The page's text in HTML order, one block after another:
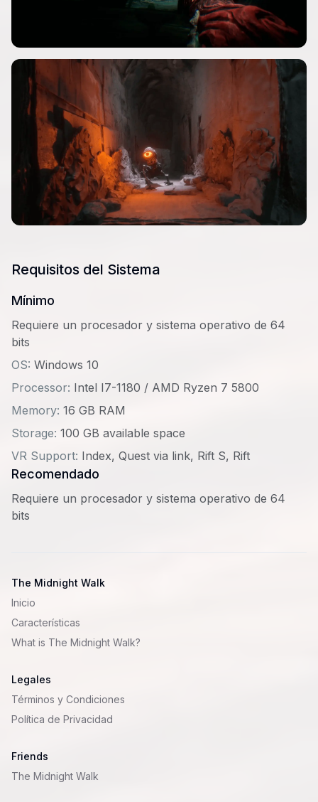
Requisitos del Sistema
Mínimo
Requiere un procesador y sistema operativo de 64
bits
OS: Windows 10
Processor: Intel I7-1180 / AMD Ryzen 7 5800
Memory: 16 GB RAM
Storage: 100 GB available space
VR Support: Index, Quest via link, Rift S, Rift
Recomendado
Requiere un procesador y sistema operativo de 64
bits
The Midnight Walk
Inicio
Características
What is The Midnight Walk?
Legales
Términos y Condiciones
Política de Privacidad
Friends
The Midnight Walk